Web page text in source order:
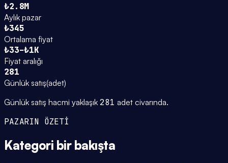
₺2.8M
Aylık pazar
₺345
Ortalama fiyat
₺33–₺1K
Fiyat aralığı
281
Günlük satış(adet)
Günlük satış hacmi yaklaşık 281 adet civarında.
PAZARIN ÖZETİ
Kategori bir bakışta